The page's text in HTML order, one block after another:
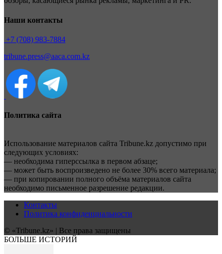
Наши контакты
+7 (708) 983-7884
tribune.press@aaca.com.kz
Политика сайта
Использование материалов сайта Tribune.kz допустимо при
следующих условиях:
— необходима гиперссылка в первом абзаце;
— может быть воспроизведено не более 30% всего материала;
— при копировании полного объёма материалов сайта
необходимо письменное разрешение редакции.
Контакты
Политика конфиденциальности
© «Tribune.kz» | Все права защищены
БОЛЬШЕ ИСТОРИЙ